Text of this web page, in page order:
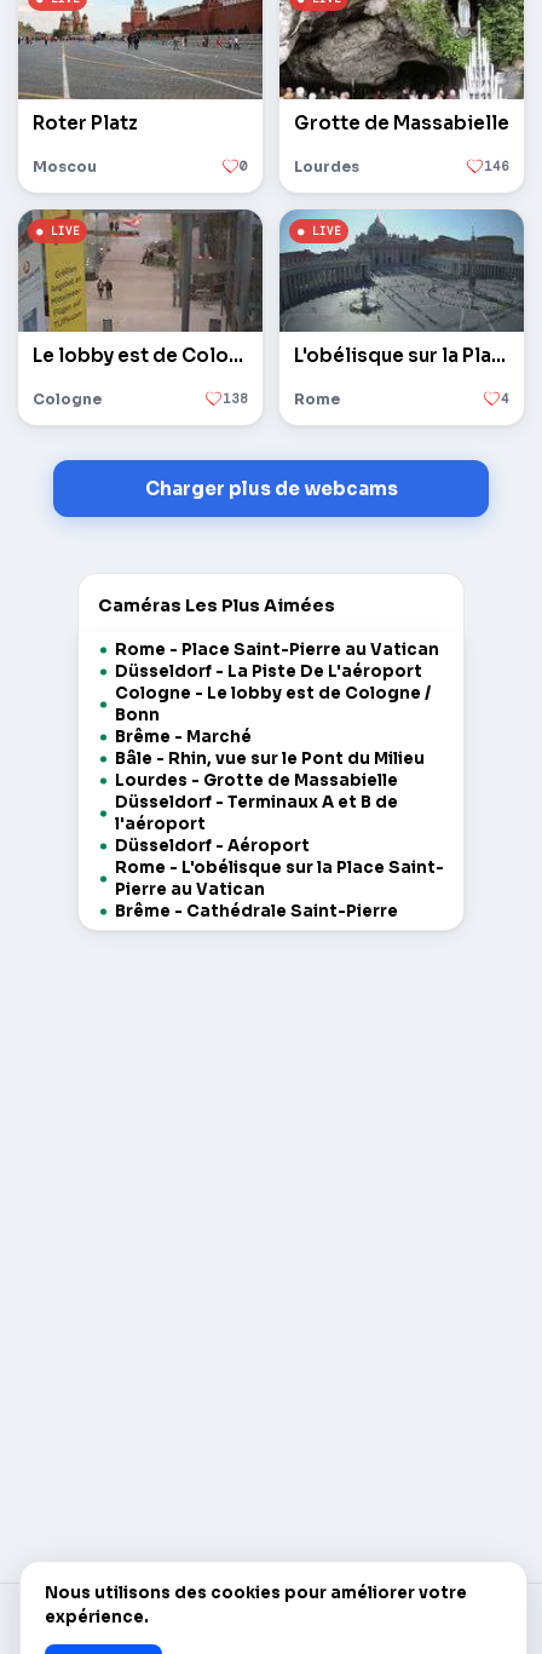
Roter Platz
Moscou 0
Grotte de Massabielle
Lourdes 146
Le lobby est de Cologne / Bonn
Cologne 138
L'obélisque sur la Place Saint-Pierre au Vatican
Rome 4
Charger plus de webcams
Caméras Les Plus Aimées
Rome - Place Saint-Pierre au Vatican
Düsseldorf - La Piste De L'aéroport
Cologne - Le lobby est de Cologne /
Bonn
Brême - Marché
Bâle - Rhin, vue sur le Pont du Milieu
Lourdes - Grotte de Massabielle
Düsseldorf - Terminaux A et B de
l'aéroport
Düsseldorf - Aéroport
Rome - L'obélisque sur la Place Saint-
Pierre au Vatican
Brême - Cathédrale Saint-Pierre
© AlleCam 2016–2026 — Votre billet virtuel pour
Nous utilisons des cookies pour améliorer votre
expérience.